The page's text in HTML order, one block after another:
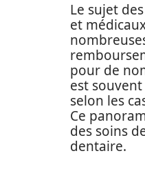
Le sujet
et
pour de
est
selon les
Ce
des soins
dentaire.